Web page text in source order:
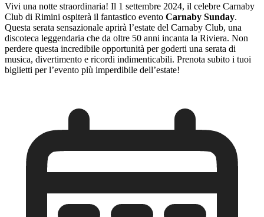
Vivi una notte straordinaria! Il 1 settembre 2024, il celebre Carnaby
Club di Rimini ospiterà il fantastico evento Carnaby Sunday.
Questa serata sensazionale aprirà l’estate del Carnaby Club, una
discoteca leggendaria che da oltre 50 anni incanta la Riviera. Non
perdere questa incredibile opportunità per goderti una serata di
musica, divertimento e ricordi indimenticabili. Prenota subito i tuoi
biglietti per l’evento più imperdibile dell’estate!